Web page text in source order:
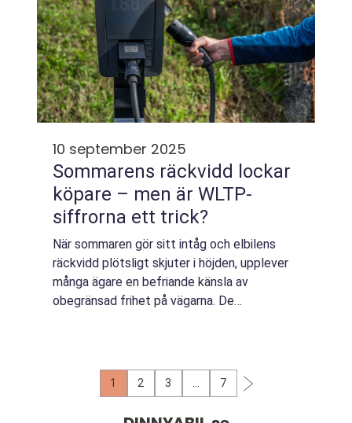
10 september 2025
Sommarens räckvidd lockar
köpare – men är WLTP-
siffrorna ett trick?
När sommaren gör sitt intåg och elbilens
räckvidd plötsligt skjuter i höjden, upplever
många ägare en befriande känsla av
obegränsad frihet på vägarna. De
1 2 3 7